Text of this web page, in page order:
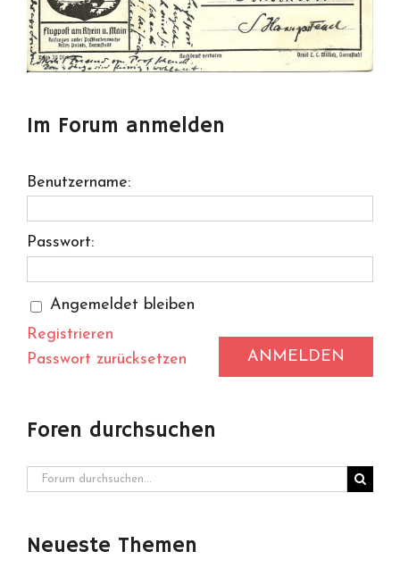
Im Forum anmelden
Benutzername:
Passwort:
Angemeldet bleiben
ANMELDEN
Registrieren
Passwort zurücksetzen
Foren durchsuchen
Neueste Themen